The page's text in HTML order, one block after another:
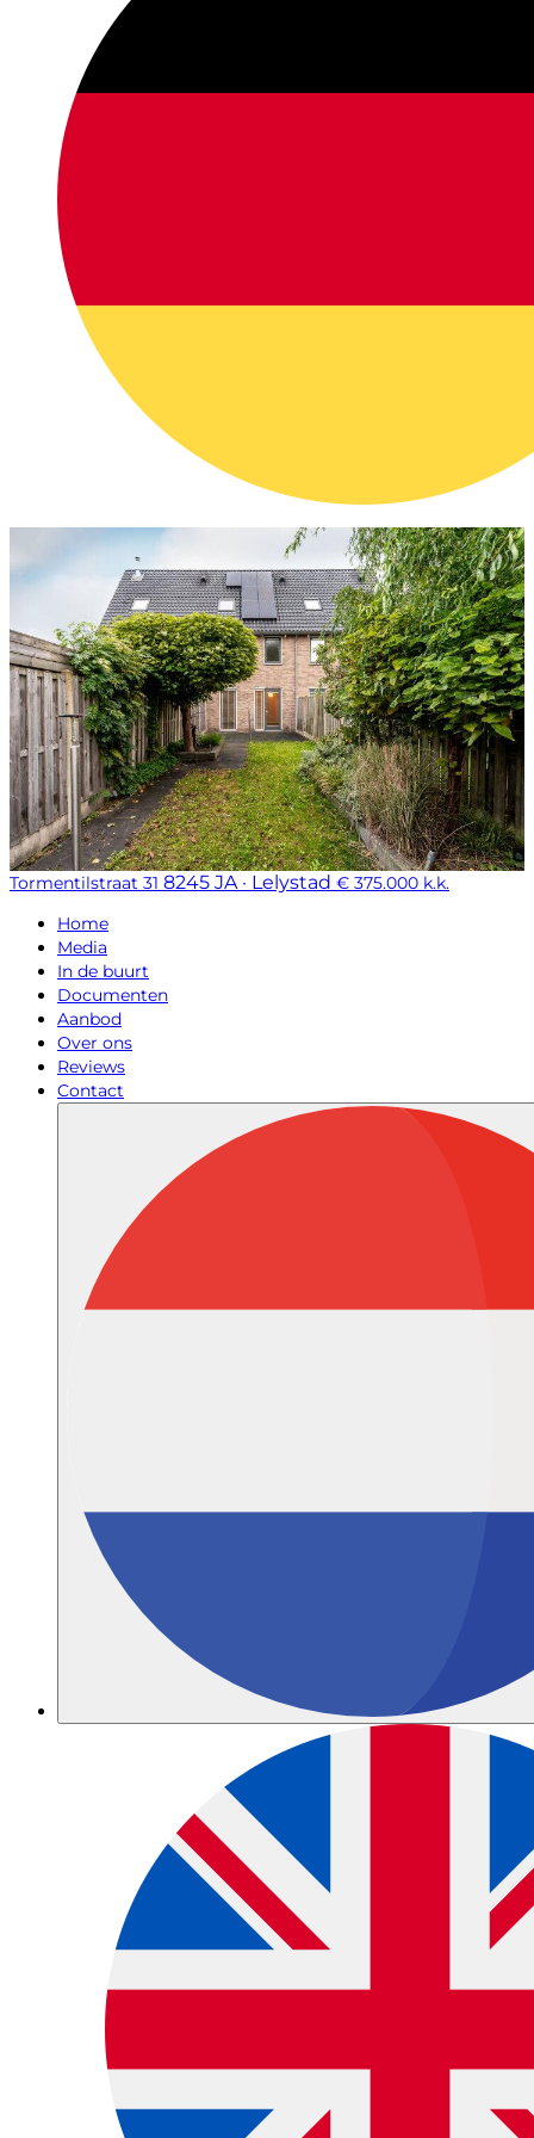
Tormentilstraat 31 8245 JA · Lelystad € 375.000 k.k.
Home
Media
In de buurt
Documenten
Aanbod
Over ons
Reviews
Contact